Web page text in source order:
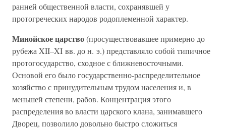
ранней общественной власти, сохранявшей у
протогреческих народов родоплеменной характер.
Минойское царство(просуществовавшее примерно до
рубежа XII–XI вв. до н. э.) представляло собой типичное
протогосударство, сходное с ближневосточными.
Основой его было государственно-распределительное
хозяйство с принудительным трудом населения и, в
меньшей степени, рабов. Концентрация этого
распределения во власти царского клана, занимавшего
Дворец, позволило довольно быстро сложиться